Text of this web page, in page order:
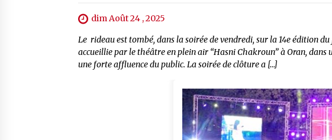
dim Août 24 , 2025
Le rideau est tombé, dans la soirée de vendredi, sur la 14e édition
accueillie par le théâtre en plein air “Hasni Chakroun” à Oran,
une forte affluence du public. La soirée de clôture a […]